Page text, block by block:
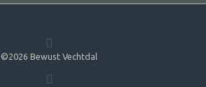
©2026 Bewust Vechtdal